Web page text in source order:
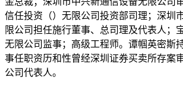
信任投资（）无限公司投资部司理；深圳
限公司担任施行董事、总司理及代表人；
无限公司监事；高级工程师。谭帼英密斯
事任职资历和性曾经深圳证券买卖所存案
公司代表人。